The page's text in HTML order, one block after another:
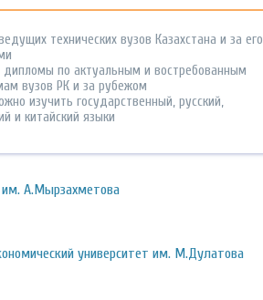
технических вузов Казахстана и за его
по актуальным и востребованным
вузов РК и за рубежом
изучить государственный, русский,
и китайский языки
им. А.Мырзахметова
университет им. М.Дулатова